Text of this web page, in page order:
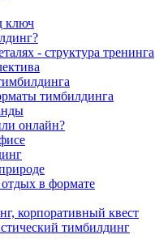
ключ
- структура тренинга
тимбилдинга
онлайн?
в формате
корпоративный квест
тимбилдинг